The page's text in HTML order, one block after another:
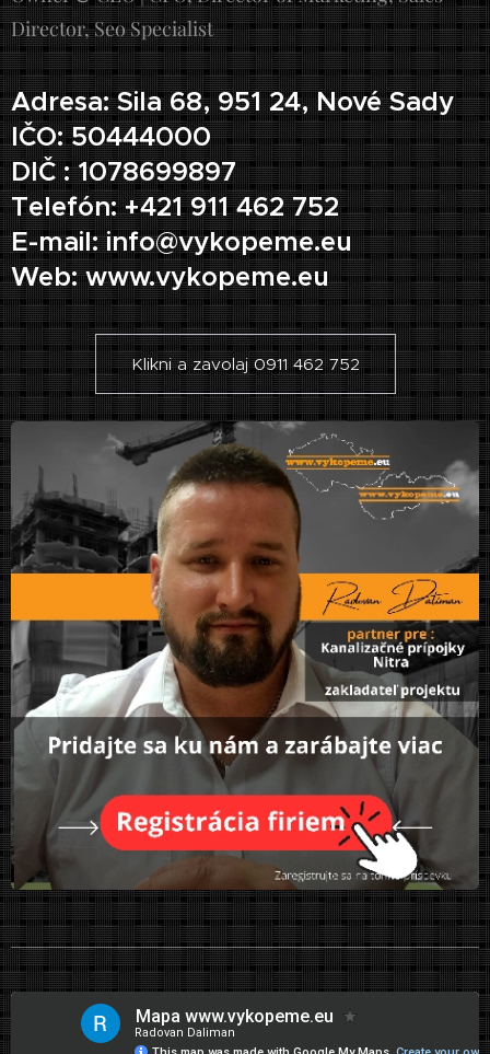
Director, Seo Specialist
Adresa: Sila 68, 951 24, Nové Sady
IČO: 50444000
DIČ : 1078699897
Telefón: +421 911 462 752
E-mail: info@vykopeme.eu
Web: www.vykopeme.eu
Klikni a zavolaj 0911 462 752